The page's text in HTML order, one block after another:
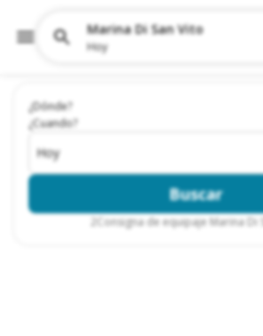
¿Dónde?
¿Cuando?
Hoy
Buscar
Consigna de equipaje Marina Di
Marina Di San Vito
Hoy